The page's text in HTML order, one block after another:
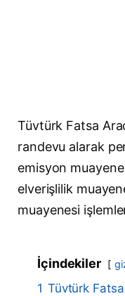
Tüvtürk Fatsa
randevu alarak
emisyon
elverişlilik
muayenesi
İçindekiler
1 Tüvtürk